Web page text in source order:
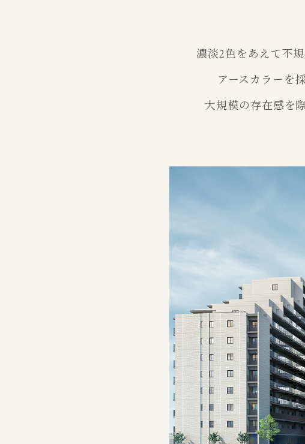
濃淡2色をあえて不規
アースカラーを
大規模の存在感を